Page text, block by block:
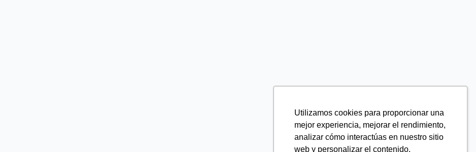
Utilizamos cookies para proporcionar una
mejor experiencia, mejorar el rendimiento,
analizar cómo interactúas en nuestro sitio
web y personalizar el contenido.